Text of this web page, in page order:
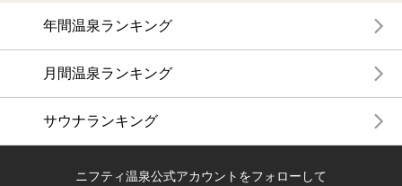
年間温泉ランキング
月間温泉ランキング
サウナランキング
ニフティ温泉公式アカウントをフォローして